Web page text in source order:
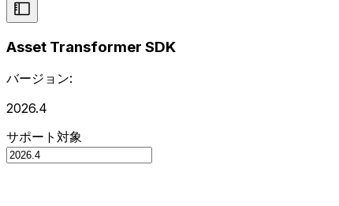
Asset Transformer SDK
バージョン:
2026.4
サポート対象